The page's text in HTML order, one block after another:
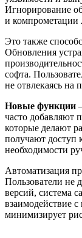
Игнорирование
и
Это также
Обновления
софта.
не отвлекаясь на
Новые функции
часто добавляют
которые делают
получают доступ
необходимости
Автоматизация
Пользователи не
версий, система
взаимодействие
минимизирует